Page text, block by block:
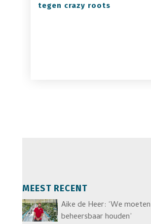
tegen crazy roots
MEEST RECENT
Aike de Heer: ‘We
beheersbaar houden’